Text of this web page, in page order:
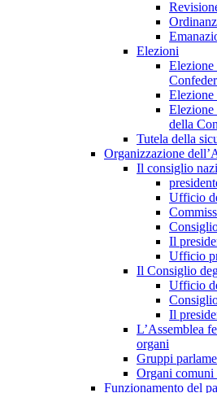
Elezioni
Elezione
Elezione
della
Tutela della
Organizzazione
Il consiglio
Ufficio
Il
Ufficio
Il Consiglio
Ufficio
Il
L’Assemblea
organi
Gruppi
Organi comuni
Funzionamento del